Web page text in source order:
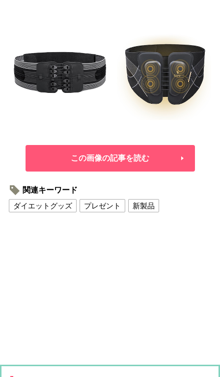
この画像の記事を読む
関連キーワード
ダイエットグッズ
プレゼント 新製品